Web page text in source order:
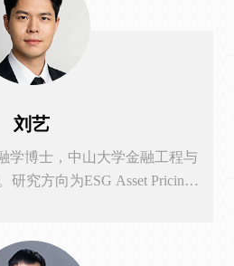
刘艺
学博士，中山大学金融工程与
研究方向为ESG Asset Pricing,
得市场营销和金融学两个硕士